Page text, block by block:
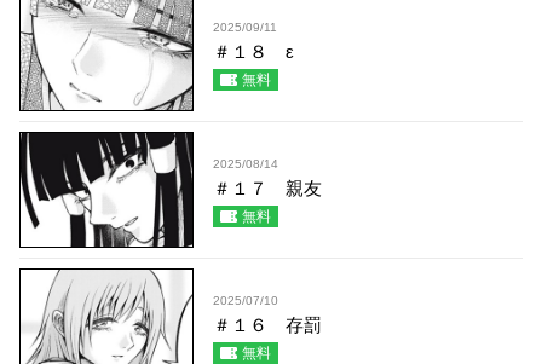
2025/09/11
＃１８ ε
無料
2025/08/14
＃１７ 親友
無料
2025/07/10
＃１６ 存罰
無料